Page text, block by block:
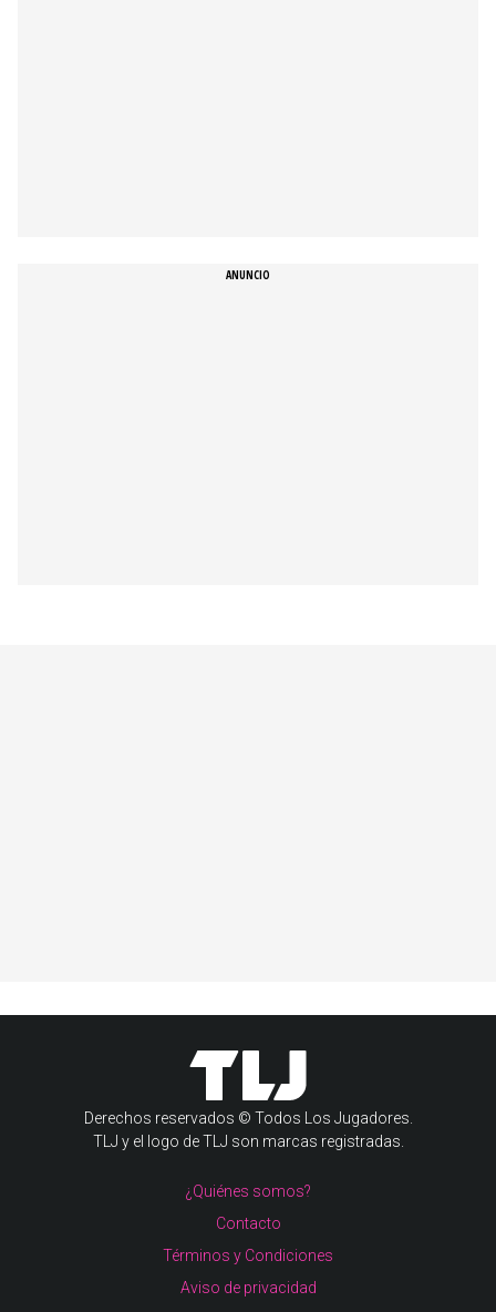
Derechos reservados © Todos Los Jugadores.
TLJ y el logo de TLJ son marcas registradas.
¿Quiénes somos?
Contacto
Términos y Condiciones
Aviso de privacidad